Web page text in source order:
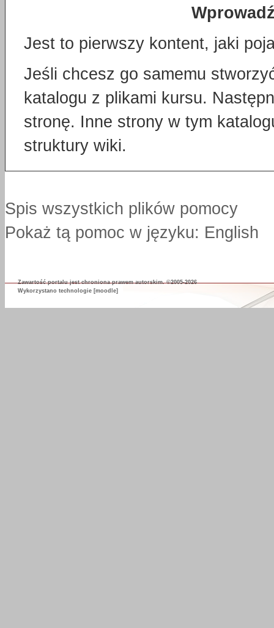
Jest to pierwszy kontent, jaki
Jeśli chcesz go samemu
katalogu z plikami kursu.
stronę. Inne strony w tym
struktury wiki.
Spis wszystkich plików pomocy
Pokaż tą pomoc w języku: English
Zawartość portalu jest chroniona prawem autorskim. ©2005-2026
Wykorzystano technologie [moodle]